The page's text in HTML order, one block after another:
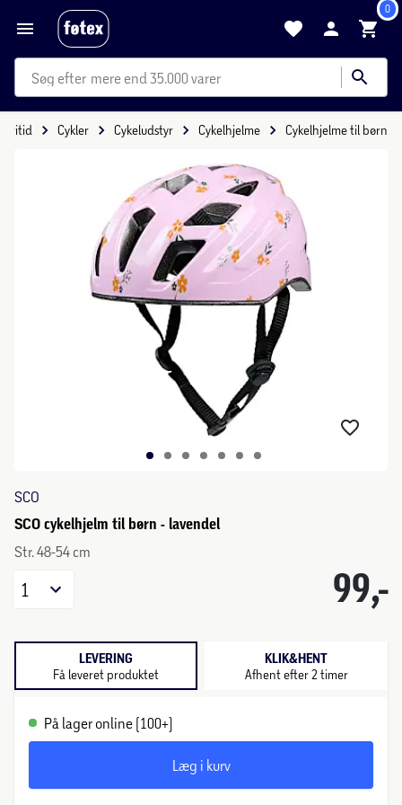
0
mere end 35.000 varer
Fritid Cykler Cykeludstyr Cykelhjelme Cykelhjelme til børn
SCO
SCO cykelhjelm til børn - lavendel
Str. 48-54 cm
99,-
1
LEVERING
Få leveret produktet
KLIK&HENT
Afhent efter 2 timer
På lager online (100+)
Læg i kurv